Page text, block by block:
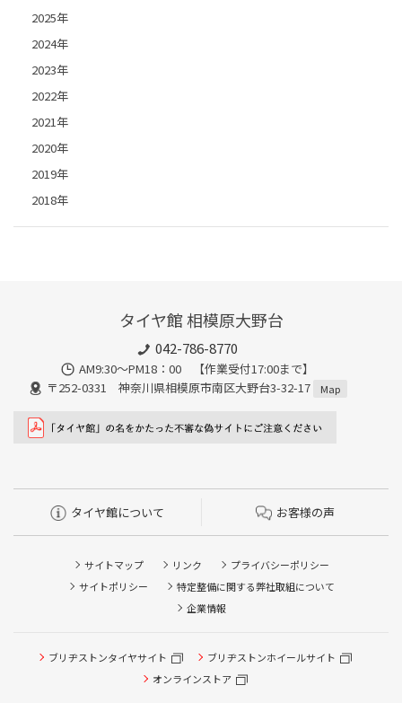
2025年
2024年
2023年
2022年
2021年
2020年
2019年
2018年
タイヤ館 相模原大野台
042-786-8770
AM9:30～PM18：00 【作業受付17:00まで】
〒252-0331 神奈川県相模原市南区大野台3-32-17
Map
タイヤ館について お客様の声
サイトマップ リンク
プライバシーポリシー
サイトポリシー
特定整備に関する弊社取組について
企業情報
ブリヂストンタイヤサイト
ブリヂストンホイールサイト
オンラインストア
タイヤ点検・安全点検/タイヤ履き替え/オイル交換/その他
ピット作業の予約